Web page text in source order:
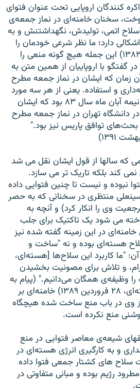
کنندگان اروپايی تحت عنوان فتوای
سخنان خامنه‌ای در نماز جمعه‌ی
اتمی، توليدش، نگهداشتنش و به
دارد؛ ما نظر شرعی خودمان را
هم گفته ايم؛." (۱۵ آبان ۱۳۸۳) اين جمله هيچ گونه منعی را
گفتگو با اروپاييان از همين متن به
زمان که ايشان در نماز جمعه مطرح
و استفاده. يعنی از هر سه مورد
نام بردند. فکر می‌کنم در نيمه آبان ماه سال ۸۳ بود که ايشان
در دانشگاه تهران در نماز جمعه مطرح
بحث‌های توافق پاريس نيز بود."
۱۳۹۱)
که سالها از قول ايشان نقل می شد
کند بلکه تاريک تر می سازد.
نبوده و نيست تا چنين فتوايی داده
منتظری در سخنانی که به حصر
وی را انکار کرد) و آنچه به
می شود يک تاکتيک برای جلب
در اين زمينه گفته شده نيز
هسته‌ای بوده و نه "ساخت و
"ما کاربرد اين سلاح‌ها [هسته‌ای،
و تلاش برای مصونيت بخشيدن
را وظيفه‌ی همگان می‌دانيم." (پيام به
کنفرانس خلع سلاح هسته‌ای، ۲۸ فروردين ۱۳۸۹) خامنه‌ای بر
وی در باب منع ساخت شده هيچگاه
منع نکرده است.
شيعه‌ی معاصر فتوايی در منع
و به کارگيری انرژی هسته‌ای در
سلاح های کشتار جمعی فتوا داده
رژيم بوده و مبانی متفاوتی در